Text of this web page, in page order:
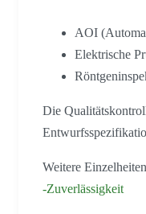
AOI
Elektrische
Die
Weitere
-Zuverlässigkeit